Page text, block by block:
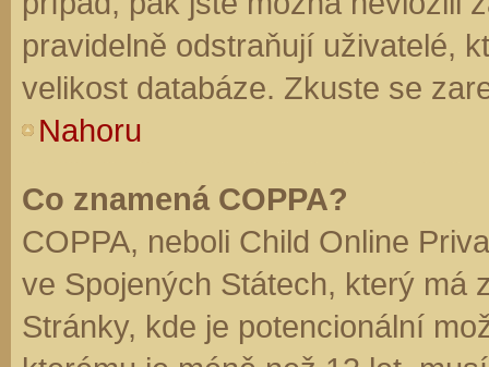
pravidelně odstraňují uživatelé,
velikost databáze. Zkuste se
Nahoru
Co znamená COPPA?
COPPA, neboli Child Online
ve Spojených Státech, který má
Stránky, kde je potencionální